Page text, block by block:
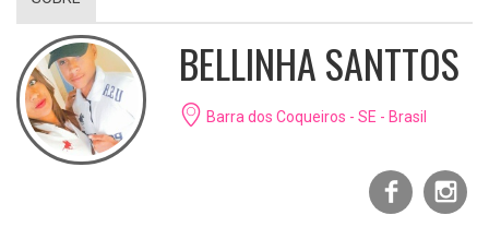
BELLINHA SANTTOS
Barra dos Coqueiros - SE - Brasil